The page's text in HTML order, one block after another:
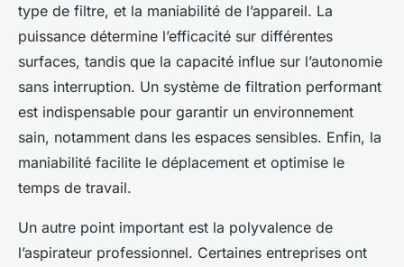
type de filtre, et la maniabilité de l’appareil. La
puissance détermine l’efficacité sur différentes
surfaces, tandis que la capacité influe sur l’autonomie
sans interruption. Un système de filtration performant
est indispensable pour garantir un environnement
sain, notamment dans les espaces sensibles. Enfin, la
maniabilité facilite le déplacement et optimise le
temps de travail.
Un autre point important est la polyvalence de
l’aspirateur professionnel. Certaines entreprises ont